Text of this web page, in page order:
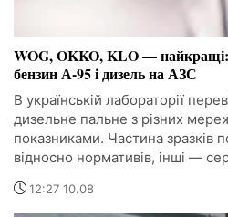
WOG, OKKO, KLO — найкращі:
бензин А-95 і дизель на АЗС
В українській лабораторії
дизельне пальне з різних
показниками. Частина зразків
відносно нормативів, інші —
12:27 10.08